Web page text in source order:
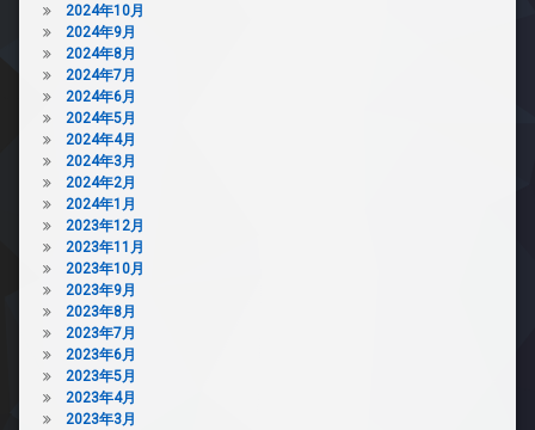
2024年10月
2024年9月
2024年8月
2024年7月
2024年6月
2024年5月
2024年4月
2024年3月
2024年2月
2024年1月
2023年12月
2023年11月
2023年10月
2023年9月
2023年8月
2023年7月
2023年6月
2023年5月
2023年4月
2023年3月